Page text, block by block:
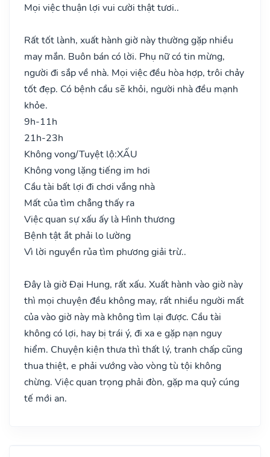
Mọi việc thuận lợi vui cười thật tươi..
Rất tốt lành, xuất hành giờ này thường gặp nhiều
may mắn. Buôn bán có lời. Phụ nữ có tin mừng,
người đi sắp về nhà. Mọi việc đều hòa hợp, trôi chảy
tốt đẹp. Có bệnh cầu sẽ khỏi, người nhà đều mạnh
khỏe.
9h-11h
21h-23h
Không vong/Tuyệt lộ:XẤU
Không vong lặng tiếng im hơi
Cầu tài bất lợi đi chơi vắng nhà
Mất của tìm chẳng thấy ra
Việc quan sự xấu ấy là Hình thương
Bệnh tật ắt phải lo lường
Vì lời nguyền rủa tìm phương giải trừ..
Đây là giờ Đại Hung, rất xấu. Xuất hành vào giờ này
thì mọi chuyện đều không may, rất nhiều người mất
của vào giờ này mà không tìm lại được. Cầu tài
không có lợi, hay bị trái ý, đi xa e gặp nạn nguy
hiểm. Chuyện kiện thưa thì thất lý, tranh chấp cũng
thua thiệt, e phải vướng vào vòng tù tội không
chừng. Việc quan trọng phải đòn, gặp ma quỷ cúng
tế mới an.